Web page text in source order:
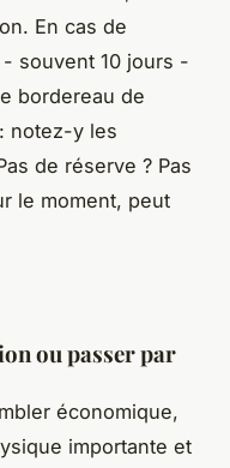
En cas de
souvent 10 jours -
bordereau de
notez-y les
de réserve ? Pas
le moment, peut
ou passer par
économique,
importante et